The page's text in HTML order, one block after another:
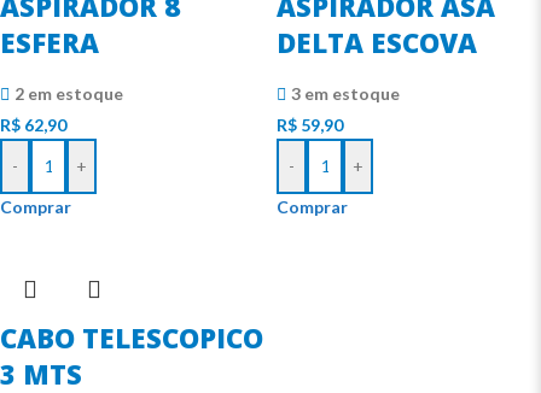
ESFERA
2 em estoque
R$ 62,90
-
+
Comprar
DELTA ESCOVA
3 em estoque
R$ 59,90
-
+
Comprar
CABO TELESCOPICO
3 MTS